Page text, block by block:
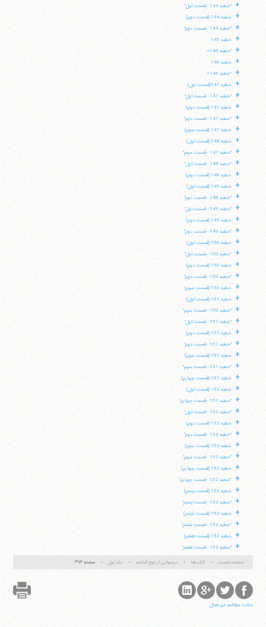
+ "خطبه 144 - قسمت اول"
+ خطبه 144 (قسمت دوم)
+ "خطبه 144 - قسمت دوم"
+ خطبه 145
+ "خطبه 145»
+ خطبه 146
+ "خطبه 146»
+ خطبه 147(قسمت اول)
+ "خطبه 147 - قسمت اول"
+ خطبه 147 (قسمت دوم)
+ "خطبه 147 - قسمت دوم"
+ خطبه 147 (قسمت سوم)
+ خطبه 148 (قسمت اول)
+ "خطبه 147 - قسمت سوم"
+ "خطبه 148 - قسمت اول"
+ خطبه 148 (قسمت دوم)
+ خطبه 149 (قسمت اول)
+ "خطبه 148 - قسمت دوم"
+ "خطبه 149 - قسمت اول"
+ خطبه 149 (قسمت دوم)
+ "خطبه 149 - قسمت دوم"
+ خطبه 150 (قسمت اول)
+ "خطبه 150 - قسمت اول"
+ خطبه 150 (قسمت دوم)
+ "خطبه 150 - قسمت دوم"
+ خطبه 150 (قسمت سوم)
+ خطبه 151 (قسمت اول)
+ "خطبه 150 - قسمت سوم"
+ "خطبه 151 - قسمت اول"
+ خطبه 151 (قسمت دوم)
+ "خطبه 151 - قسمت دوم"
+ خطبه 151 (قسمت سوم)
+ "خطبه 151 - قسمت سوم"
+ خطبه 151 (قسمت چهارم)
+ خطبه 152 (قسمت اول)
+ "خطبه 151 - قسمت چهارم"
+ "خطبه 152 - قسمت اول"
+ خطبه 152 (قسمت دوم)
+ "خطبه 152 - قسمت دوم"
+ خطبه 152 (قسمت سوم)
+ "خطبه 152 - قسمت سوم"
+ خطبه 152 (قسمت چهارم)
+ "خطبه 152 - قسمت چهارم"
+ خطبه 152 (قسمت پنجم)
+ "خطبه 152 - قسمت پنجم"
+ خطبه 152 (قسمت ششم)
+ "خطبه 152 - قسمت ششم"
+ خطبه 152 (قسمت هفتم)
+ "خطبه 152 - قسمت هفتم"
صفحه نخست کتاب‌ها درسهایی از نهج البلاغه جلد اول صفحه ۳۷۲
حالت مطالعه غیر فعال